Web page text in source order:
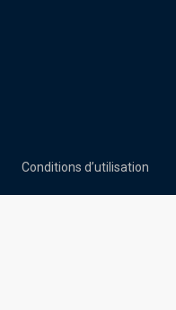
Conditions d’utilisation